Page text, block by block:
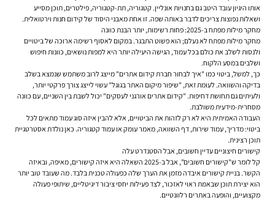
אותו היגיון עובד היטב גם בחנויות אונליין. קטגוריה, תת-קטגוריה, פילטרים, תוכן מסייע
ושאלות נפוצות צריכים לדבר באותה שפה. זו אחת מאבני היסוד של קידום חנות וירטואלית.
מחקר מילות מפתח ב-2025: פחות רשימות, יותר הבנת כוונה
מחקר מילות מפתח לא נעלם; הוא פשוט התבגר. במקום לאסוף רשימה ארוכה של ביטויים
ולנסות לשלב את כולם בכל עמוד, הגישה היעילה יותר היא למפות נושאים, כוונות חיפוש
ושלבים במסע הלקוח.
כך, למשל, ביטוי כמו "איך לבחור חברת קידום אתרים" מייצג לרוב משתמש שנמצא בשלב
בדיקה והשוואה. לעומת זאת, "שיפור מיקום האתר בגוגל" עשוי לייצג צורך פרקטי יותר,
ולעיתים גם תחושת דחיפות. "קידום אתרים אורגני לעסקים" יכול לשבת בין השניים, עם כוונה
מסחרית-מידעית משולבת.
העבודה האמיתית היא לא רק לזהות את הביטויים, אלא להבין איזה סוג עמוד מתאים לכל
ביטוי: מדריך, עמוד שירות, דף השוואה, מאמר עומק או עמוד קטגוריה. כאן נולדת אסטרטגיית
תוכן רצינית.
קישורים חיצוניים עדיין חשובים, אבל הסטנדרט עלה
קל לומר ש"קישורים חשובים", אבל ב-2025 השאלה היא איזה קישורים, מאיפה, ובאיזה
הקשר. בניית קישורים איבדה מזמן את הערך שלה כפעולה טכנית בלבד. מה שעובד טוב יותר
הוא יצירת תוכן שבאמת ראוי לאזכור, לצד פעילות יחסי ציבור דיגיטליים, שיתופי פעולה
מקצועיים, והופעה באתרים רלוונטיים.